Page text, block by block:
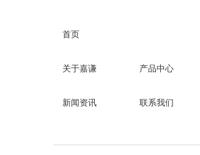
首页
关于嘉谦 产品中心
新闻资讯 联系我们